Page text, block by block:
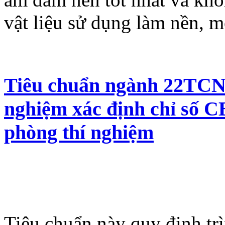
vật liệu sử dụng làm nền,
Tiêu chuẩn ngành
nghiệm xác định chỉ số
phòng thí nghiệm